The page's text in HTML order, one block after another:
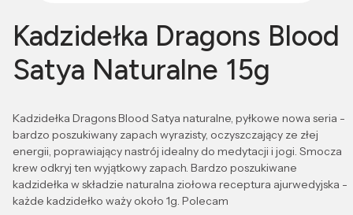
Kadzidełka Dragons Blood
Satya Naturalne 15g
Kadzidełka Dragons Blood Satya naturalne, pyłkowe nowa seria -
bardzo poszukiwany zapach wyrazisty, oczyszczający ze złej
energii, poprawiający nastrój idealny do medytacji i jogi. Smocza
krew odkryj ten wyjątkowy zapach. Bardzo poszukiwane
kadzidełka w składzie naturalna ziołowa receptura ajurwedyjska -
każde kadzidełko waży około 1g. Polecam